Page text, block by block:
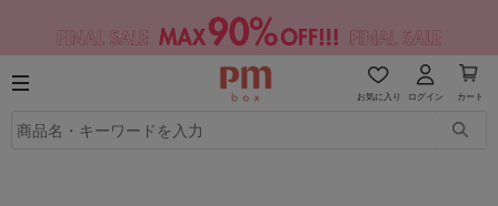
お気に入り ログイン カート